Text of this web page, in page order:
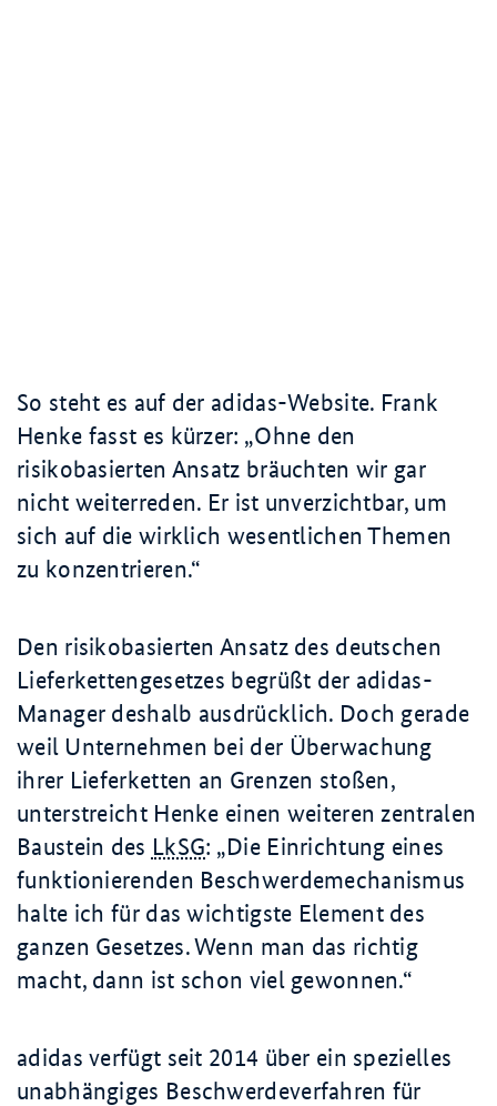
So steht es auf der adidas-Website. Frank
Henke fasst es kürzer:
Ohne den
risikobasierten Ansatz bräuchten wir gar
nicht weiterreden. Er ist unverzichtbar, um
sich auf die wirklich wesentlichen Themen
zu konzentrieren.
Den risikobasierten Ansatz des deutschen
Lieferkettengesetzes begrüßt der adidas-
Manager deshalb ausdrücklich. Doch gerade
weil Unternehmen bei der Überwachung
ihrer Lieferketten an Grenzen stoßen,
unterstreicht Henke einen weiteren zentralen
Baustein des LkSG:
Die Einrichtung eines
funktionierenden Beschwerdemechanismus
halte ich für das wichtigste Element des
ganzen Gesetzes. Wenn man das richtig
macht, dann ist schon viel gewonnen.
adidas verfügt seit 2014 über ein spezielles
unabhängiges Beschwerdeverfahren für